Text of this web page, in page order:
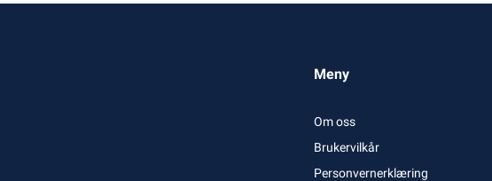
Meny
Om oss
Brukervilkår
Personvernerklæring